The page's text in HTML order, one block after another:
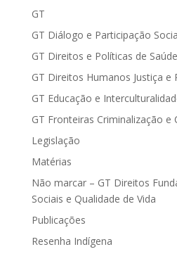
GT
GT Diálogo e Participação
GT Direitos e Políticas de Saúde
GT Direitos Humanos Justiça e
GT Educação e
GT Fronteiras Criminalização e
Legislação
Matérias
Não marcar – GT Direitos
Sociais e Qualidade de Vida
Publicações
Resenha Indígena